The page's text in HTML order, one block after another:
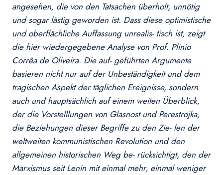
angesehen, die von den Tatsachen überholt, unnötig
und sogar lästig geworden ist. Dass diese optimistische
und oberflächliche Auffassung unrealis- tisch ist, zeigt
die hier wiedergegebene Analyse von Prof. Plinio
Corrêa de Oliveira. Die auf- geführten Argumente
basieren nicht nur auf der Unbeständigkeit und dem
tragischen Aspekt der täglichen Ereignisse, sondern
auch und hauptsächlich auf einem weiten Überblick,
der die Vorstelllungen von Glasnost und Perestrojka,
die Beziehungen dieser Begriffe zu den Zie- len der
weltweiten kommunistischen Revolution und den
allgemeinen historischen Weg be- rücksichtigt, den der
Marxismus seit Lenin mit einmal mehr, einmal weniger